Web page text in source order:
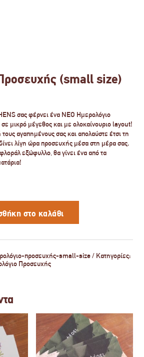
(small size)
σας φέρνει ένα ΝΕΟ Ημερολόγιο
μικρό μέγεθος και με ολοκαίνουριο layout!
αγαπημένους σας και απολαύστε έτσι τη
λίγη ώρα προσευχής μέσα στη μέρα σας.
εξώφυλλο, θα γίνει ένα από τα
στο καλάθι
προσευχής-small-size
Κατηγορίες:
Προσευχής